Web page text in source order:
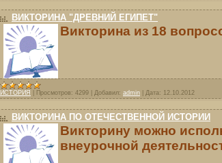
ВИКТОРИНА "ДРЕВНИЙ ЕГИПЕТ"
Викторина из 18
ИСТОРИЯ Просмотров: 4299 Добавил: admin Дата: 12.10.2012
ВИКТОРИНА ПО ОТЕЧЕСТВЕННОЙ ИСТОРИИ
Викторину можно
внеурочной